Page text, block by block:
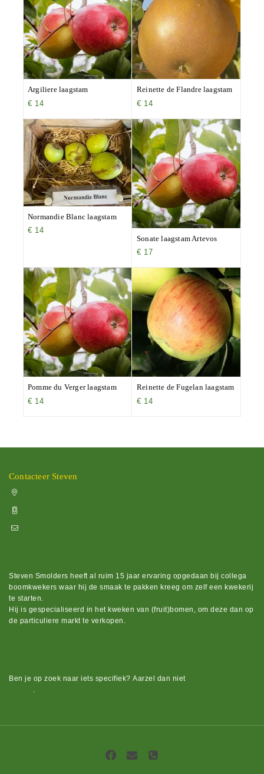
Argiliere laagstam
€ 14
Reinette de Flandre laagstam
€ 14
Normandie Blanc laagstam
€ 14
Sonate laagstam Artevos
€ 17
Pomme du Verger laagstam
€ 14
Reinette de Fugelan laagstam
€ 14
Contacteer Steven
Steven Smolders heeft al ruim 15 jaar ervaring opgedaan bij collega
boomkwekers waar hij de smaak te pakken kreeg om zelf een kwekerij
te starten.
Hij is gespecialiseerd in het kweken van (fruit)bomen, om deze dan op
de particuliere markt te verkopen.
Ben je op zoek naar iets specifiek? Aarzel dan niet
.